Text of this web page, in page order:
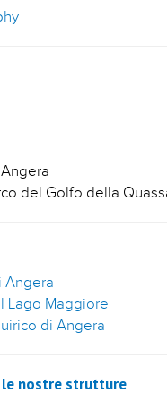
del Golfo della
Angera
Lago Maggiore
di Angera
le nostre strutture